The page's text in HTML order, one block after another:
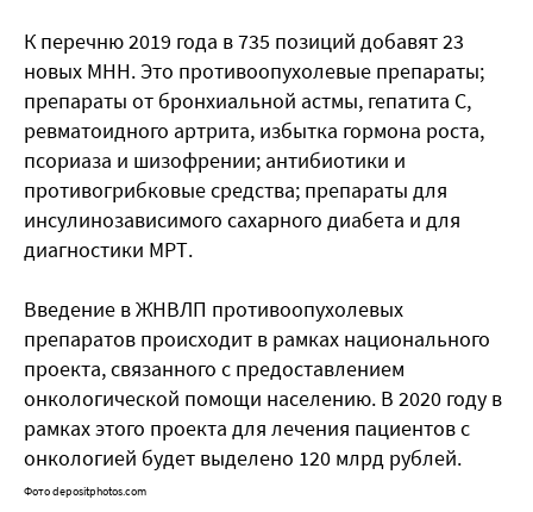
К перечню 2019 года в 735 позиций добавят 23
новых МНН. Это противоопухолевые препараты;
препараты от бронхиальной астмы, гепатита С,
ревматоидного артрита, избытка гормона роста,
псориаза и шизофрении; антибиотики и
противогрибковые средства; препараты для
инсулинозависимого сахарного диабета и для
диагностики МРТ.
Введение в ЖНВЛП противоопухолевых
препаратов происходит в рамках национального
проекта, связанного с предоставлением
онкологической помощи населению. В 2020 году в
рамках этого проекта для лечения пациентов с
онкологией будет выделено 120 млрд рублей.
Фото depositphotos.com